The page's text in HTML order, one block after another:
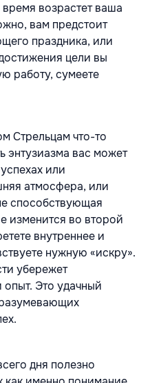
возрастет ваша
вам предстоит
праздника, или
цели вы
работу, сумеете
Стрельцам что-то
энтузиазма вас может
или
атмосфера, или
способствующая
изменится во второй
внутреннее и
нужную «искру».
убережет
Это удачный
дня полезно